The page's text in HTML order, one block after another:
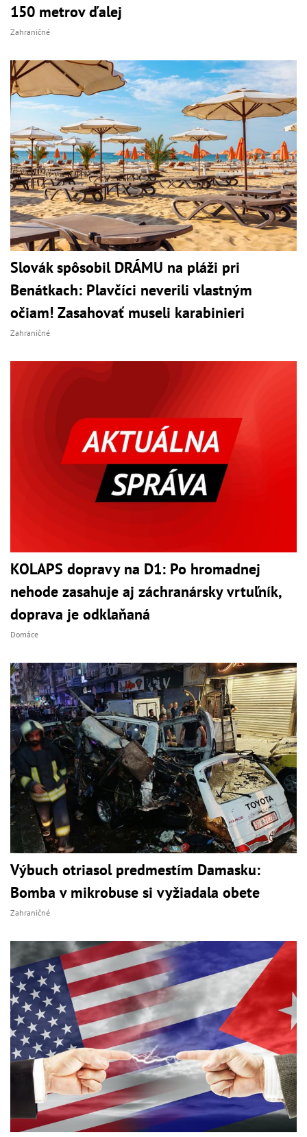
150 metrov ďalej
Zahraničné
Slovák spôsobil DRÁMU na pláži pri
Benátkach: Plavčíci neverili vlastným
očiam! Zasahovať museli karabinieri
Zahraničné
KOLAPS dopravy na D1: Po hromadnej
nehode zasahuje aj záchranársky vrtuľník,
doprava je odklaňaná
Domáce
Výbuch otriasol predmestím Damasku:
Bomba v mikrobuse si vyžiadala obete
Zahraničné